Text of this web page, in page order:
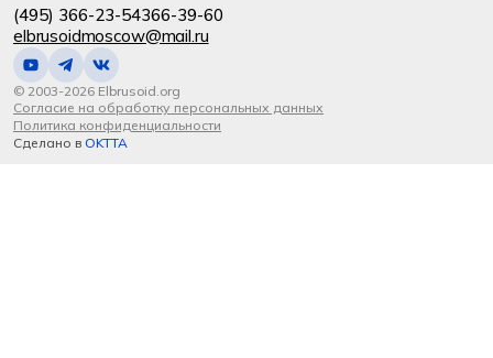
(495) 366-23-54366-39-60
elbrusoidmoscow@mail.ru
© 2003-2026 Elbrusoid.org
Согласие на обработку персональных данных
Политика конфиденциальности
Сделано в OKTTA